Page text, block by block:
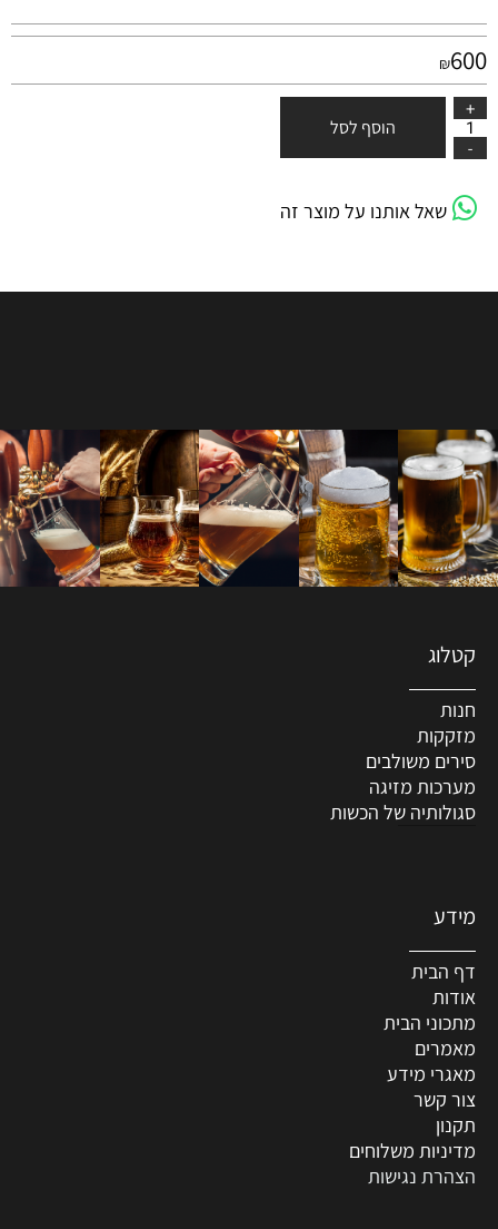
₪600
הוסף לסל
שאל אותנו על מוצר זה
קטלוג
חנות
מזקקות
סירים משולבים
מערכות מזיגה
סגולותיה של הכשות
מידע
דף הבית
אודות
מתכוני הבית
מאמרים
מאגרי מידע
צור קשר
תקנון
מדיניות משלוחים
הצהרת נגישות